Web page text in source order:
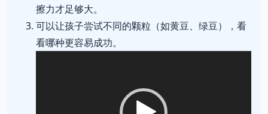
擦力才足够大。
可以让孩子尝试不同的颗粒（如黄豆、绿豆），看
看哪种更容易成功。